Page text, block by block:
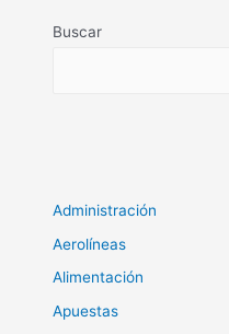
Buscar
Administración
Aerolíneas
Alimentación
Apuestas